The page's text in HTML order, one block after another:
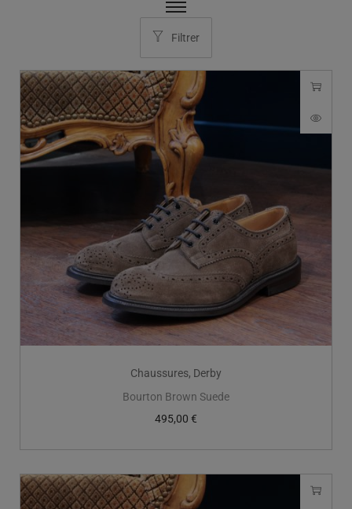
Filtrer
Chaussures, Derby
Bourton Brown Suede
495,00 €